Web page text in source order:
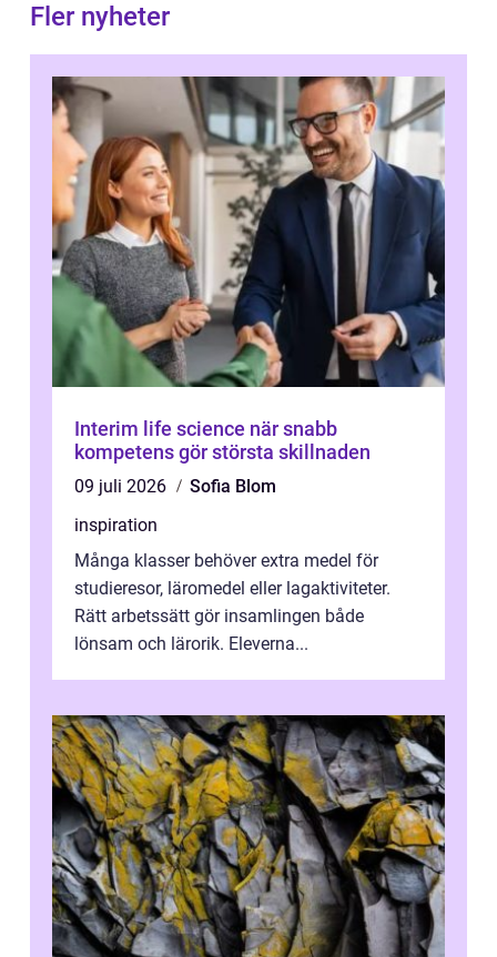
Fler nyheter
Interim life science när snabb
kompetens gör största skillnaden
09 juli 2026
Sofia Blom
inspiration
Många klasser behöver extra medel för
studieresor, läromedel eller lagaktiviteter.
Rätt arbetssätt gör insamlingen både
lönsam och lärorik. Eleverna...